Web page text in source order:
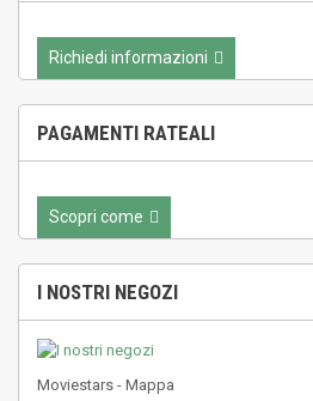
Richiedi informazioni
PAGAMENTI RATEALI
Scopri come
I NOSTRI NEGOZI
Moviestars - Mappa